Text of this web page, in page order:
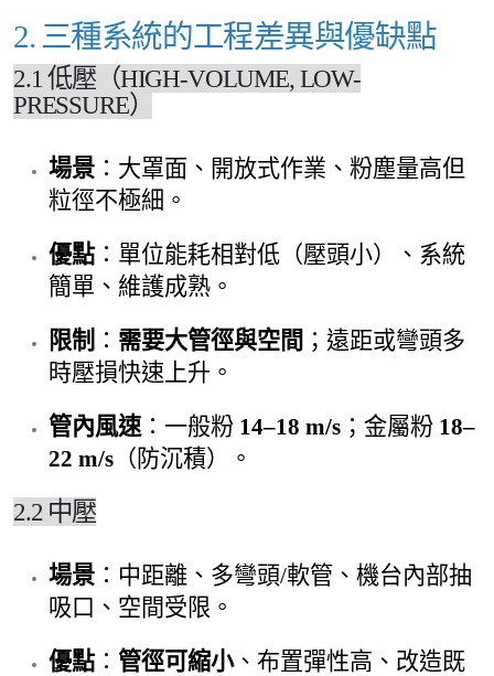
2. 三種系統的工程差異與優缺點
2.1 低壓（HIGH-VOLUME, LOW-
PRESSURE）
場景 ：大罩面、開放式作業、粉塵量高但
粒徑不極細。
優點：單位能耗相對低（壓頭小）、系統
簡單、維護成熟。
限制 ： 需要大管徑與空間 ；遠距或彎頭多
時壓損快速上升。
管內風速 ：一般粉 14–18 m/s ；金屬粉 18–
22 m/s （防沉積）。
2.2 中壓
場景 ：中距離、多彎頭/軟管、機台內部抽
吸口、空間受限。
優點： 管徑可縮小、布置彈性高、改造既